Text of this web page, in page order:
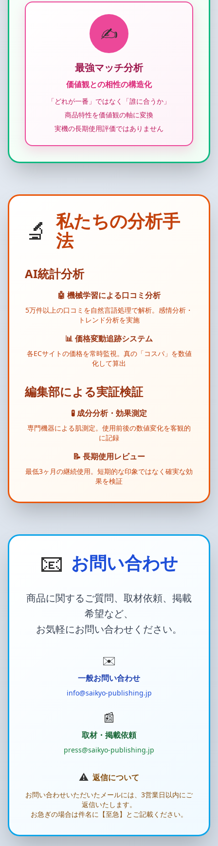
✍️
最強マッチ分析
価値観との相性の構造化
「どれが一番」ではなく「誰に合うか」
商品特性を価値観の軸に変換
実機の長期使用評価ではありません
🔬 私たちの分析手
法
AI統計分析
🤖 機械学習による口コミ分析
5万件以上の口コミを自然言語処理で解析。感情分析・
トレンド分析を実施
📊 価格変動追跡システム
各ECサイトの価格を常時監視。真の「コスパ」を数値
化して算出
編集部による実証検証
🧪 成分分析・効果測定
専門機器による肌測定。使用前後の数値変化を客観的
に記録
📝 長期使用レビュー
最低3ヶ月の継続使用。短期的な印象ではなく確実な効
果を検証
📧 お問い合わせ
商品に関するご質問、取材依頼、掲載
希望など、
お気軽にお問い合わせください。
✉️
一般お問い合わせ
info@saikyo-publishing.jp
📰
取材・掲載依頼
press@saikyo-publishing.jp
⚠️ 返信について
お問い合わせいただいたメールには、3営業日以内にご
返信いたします。
お急ぎの場合は件名に【至急】とご記載ください。